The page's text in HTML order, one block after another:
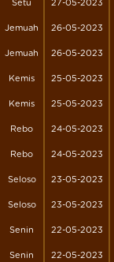
Setu 27-05-2023
Jemuah 26-05-2023
Jemuah 26-05-2023
Kemis 25-05-2023
Kemis 25-05-2023
Rebo 24-05-2023
Rebo 24-05-2023
Seloso 23-05-2023
Seloso 23-05-2023
Senin 22-05-2023
Senin 22-05-2023